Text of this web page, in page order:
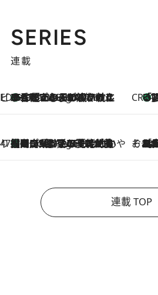
SERIES
連載
ビューティいいもの集め EDITORS' BEST
4 Hours Ago
35℃超えの日の夜、枕にひと吹き！ BAUMのルームスプレーが、ひのきの香りで心まで解きほぐす 「眠る時刻をセッ
47都道府県の手みやげ ひんやりスイーツで夏を満喫
4 Hours Ago
【岡山県】この夏絶対食べたい 冷やしておいしいおやつ3選 フルーツが主役のプリンやアイスが勢揃い そおだよおこの関西お
［大阪府箕面市］一皿
連載 TOP